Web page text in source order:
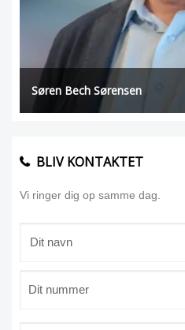
Søren Bech Sørensen
BLIV KONTAKTET
Vi ringer dig op samme dag.